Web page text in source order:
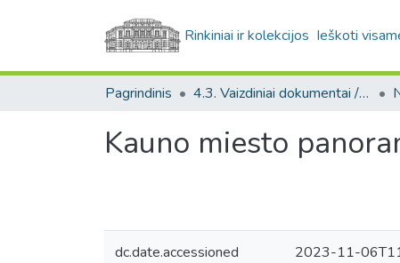
Rinkiniai ir kolekcijos Ieškoti
Pagrindinis 4.3. Vaizdiniai dokumentai / Visual documents
Kauno miesto
dc.date.accessioned 2023-11-